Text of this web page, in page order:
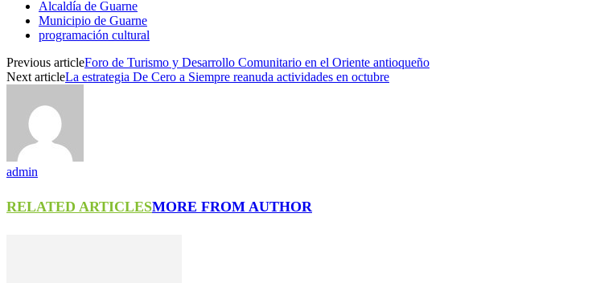
Alcaldía de Guarne
Municipio de Guarne
programación cultural
Previous articleForo de Turismo y Desarrollo Comunitario en el Oriente antioqueño
Next articleLa estrategia De Cero a Siempre reanuda actividades en octubre
admin
RELATED ARTICLESMORE FROM AUTHOR